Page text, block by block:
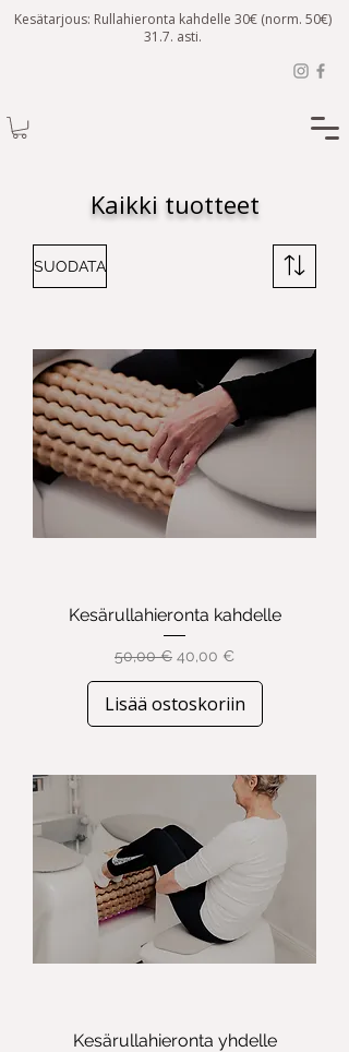
Kesätarjous: Rullahieronta kahdelle 30€ (norm. 50€)
31.7. asti.
Kaikki tuotteet
SUODATA
Kesärullahieronta kahdelle
Normaali hinta
50,00 € Alehinta
40,00 €
Lisää ostoskoriin
Kesärullahieronta yhdelle